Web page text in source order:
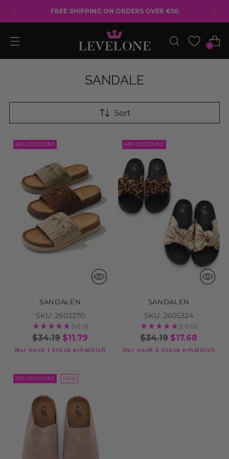
0
FREE SHIPPING ON ORDERS OVER €50
SANDALE
Sort
66% DISCOUNT
SANDALEN
SKU: 2603270
5.0 (1)
$34.19 $11.79
Nur noch 1 Stück erhältlich
48% DISCOUNT
SANDALEN
SKU: 2605324
5.0 (2)
$34.19 $17.68
Nur noch 2 Stück erhältlich
52% DISCOUNT NEW